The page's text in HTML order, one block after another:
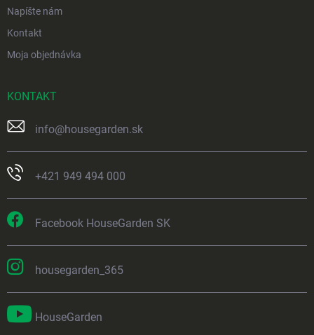
Napíšte nám
Kontakt
Moja objednávka
KONTAKT
info@housegarden.sk
+421 949 494 000
Facebook HouseGarden SK
housegarden_365
HouseGarden